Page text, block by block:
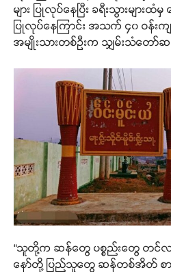
များ ပြုလုပ်နေပြီး ခရီးသွားများထံ
ပြုလုပ်နေကြာင်း အသက် ၄၀ ဝန်းက
အမျိုးသားတစ်ဦးက သျှမ်းသံတော်
“သူတို့က ဆန်တွေ ပစ္စည်းတွေ တင်
နော်တို့ ပြည်သူတွေ ဆန်တစ်အိတ် စာ